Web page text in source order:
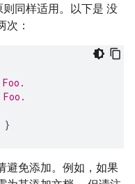
则同样适用。以下是 没
次：
}
避免添加。例如，如果